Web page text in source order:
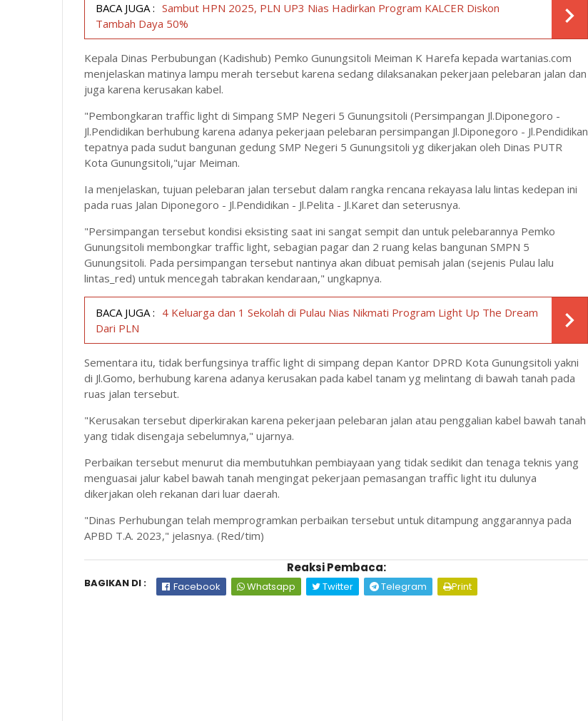
BACA JUGA : Sambut HPN 2025, PLN UP3 Nias Hadirkan Program KALCER Diskon
Tambah Daya 50%
Kepala Dinas Perbubungan (Kadishub) Pemko Gunungsitoli Meiman K Harefa kepada wartanias.com
menjelaskan matinya lampu merah tersebut karena sedang dilaksanakan pekerjaan pelebaran jalan dan
juga karena kerusakan kabel.
"Pembongkaran traffic light di Simpang SMP Negeri 5 Gunungsitoli (Persimpangan Jl.Diponegoro -
Jl.Pendidikan berhubung karena adanya pekerjaan pelebaran persimpangan Jl.Diponegoro - Jl.Pendidikan
tepatnya pada sudut bangunan gedung SMP Negeri 5 Gunungsitoli yg dikerjakan oleh Dinas PUTR
Kota Gunungsitoli,"ujar Meiman.
Ia menjelaskan, tujuan pelebaran jalan tersebut dalam rangka rencana rekayasa lalu lintas kedepan ini
pada ruas Jalan Diponegoro - Jl.Pendidikan - Jl.Pelita - Jl.Karet dan seterusnya.
"Persimpangan tersebut kondisi eksisting saat ini sangat sempit dan untuk pelebarannya Pemko
Gunungsitoli membongkar traffic light, sebagian pagar dan 2 ruang kelas bangunan SMPN 5
Gunungsitoli. Pada persimpangan tersebut nantinya akan dibuat pemisah jalan (sejenis Pulau lalu
lintas_red) untuk mencegah tabrakan kendaraan," ungkapnya.
BACA JUGA : 4 Keluarga dan 1 Sekolah di Pulau Nias Nikmati Program Light Up The Dream
Dari PLN
Sementara itu, tidak berfungsinya traffic light di simpang depan Kantor DPRD Kota Gunungsitoli yakni
di Jl.Gomo, berhubung karena adanya kerusakan pada kabel tanam yg melintang di bawah tanah pada
ruas jalan tersebut.
"Kerusakan tersebut diperkirakan karena pekerjaan pelebaran jalan atau penggalian kabel bawah tanah
yang tidak disengaja sebelumnya," ujarnya.
Perbaikan tersebut menurut dia membutuhkan pembiayaan yang tidak sedikit dan tenaga teknis yang
menguasai jalur kabel bawah tanah mengingat pekerjaan pemasangan traffic light itu dulunya
dikerjakan oleh rekanan dari luar daerah.
"Dinas Perhubungan telah memprogramkan perbaikan tersebut untuk ditampung anggarannya pada
APBD T.A. 2023," jelasnya. (Red/tim)
Reaksi Pembaca:
BAGIKAN DI : Facebook Whatsapp Twitter Telegram Print